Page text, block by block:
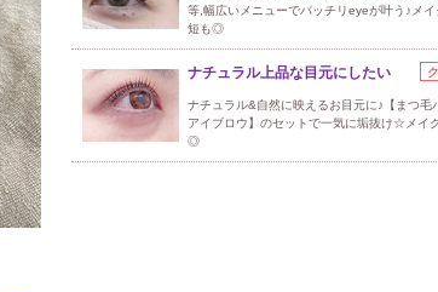
等,幅広いメニューでパッチリeyeが叶う♪メイ
短も◎
ナチュラル上品な目元にしたい
ナチュラル&自然に映えるお目元に♪【まつ毛
アイブロウ】のセットで一気に垢抜け☆メイ
◎